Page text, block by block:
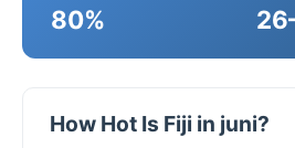
80%
How Hot Is Fiji in juni?